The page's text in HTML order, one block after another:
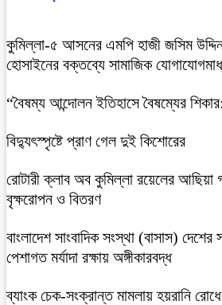
কুমিল্লা-৫ আসনের এমপি হাজী জসিম
হোসাইনের বক্তব্যে সামাজিক
“বৈষম্য আন্দোলন ইতিহাসে বৈষম্যের
বিদ্যুৎস্পৃষ্টে প্রাণ গেল দুই কিশোরের
রোটারী ক্লাব অব কুমিল্লা রয়েলের আছিয়া
বৃক্ষরোপন ও বিতরণ
বাংলাদেশ সাংবাদিক সংস্থা (বাসাস) দেশের
পেশাগত মর্যাদা রক্ষায় অঙ্গীকারবদ্ধ
ব্যাংক চেক-সংক্রান্ত মামলায় হয়রানি